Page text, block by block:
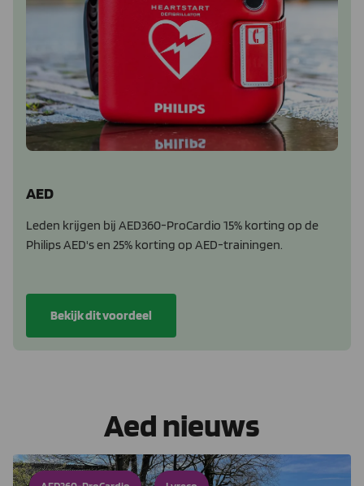
AED
Leden krijgen bij AED360-ProCardio 15% korting op de
Philips AED's en 25% korting op AED-trainingen.
Bekijk dit voordeel
Aed nieuws